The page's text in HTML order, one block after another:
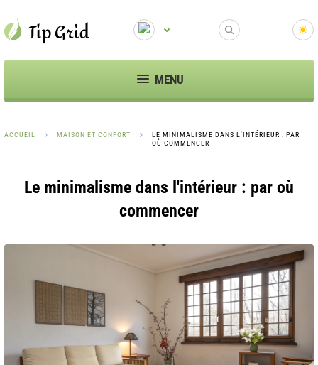
MENU
ACCUEIL MAISON ET CONFORT
LE MINIMALISME DANS L'INTÉRIEUR : PAR
OÙ COMMENCER
Le minimalisme dans l'intérieur : par où
commencer